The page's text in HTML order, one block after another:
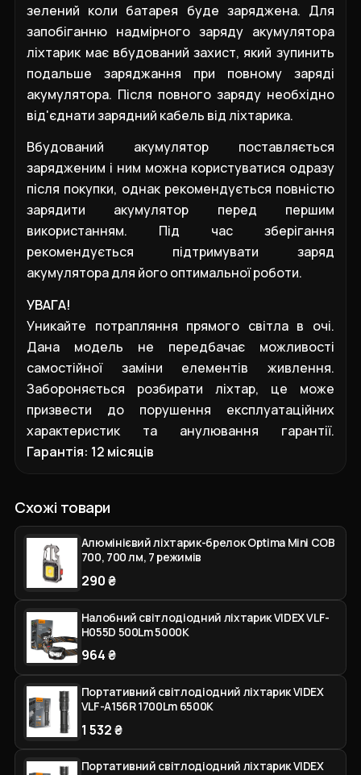
зелений коли батарея буде заряджена. Для
запобіганню надмірного заряду акумулятора
ліхтарик має вбудований захист, який зупинить
подальше заряджання при повному заряді
акумулятора. Після повного заряду необхідно
від'єднати зарядний кабель від ліхтарика.
Вбудований акумулятор поставляється
зарядженим і ним можна користуватися одразу
після покупки, однак рекомендується повністю
зарядити акумулятор перед першим
використанням. Під час зберігання
рекомендується підтримувати заряд
акумулятора для його оптимальної роботи.
УВАГА!
Уникайте потрапляння прямого світла в очі.
Дана модель не передбачає можливості
самостійної заміни елементів живлення.
Забороняється розбирати ліхтар, це може
призвести до порушення експлуатаційних
характеристик та анулювання гарантії.
Гарантія: 12 місяців
Схожі товари
Алюмінієвий ліхтарик-брелок Optima Mini COB
700, 700 лм, 7 режимів
290 ₴
Налобний світлодіодний ліхтарик VIDEX VLF-
H055D 500Lm 5000K
964 ₴
Портативний світлодіодний ліхтарик VIDEX
VLF-A156R 1700Lm 6500K
1 532 ₴
Портативний світлодіодний ліхтарик VIDEX